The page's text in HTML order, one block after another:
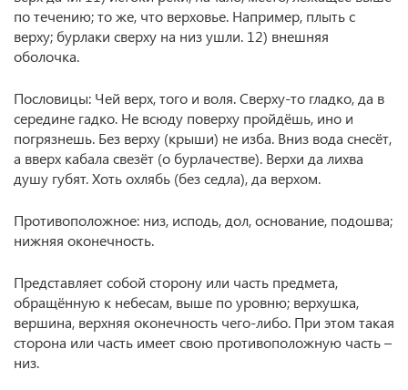
по течению; то же, что верховье. Например, плыть с
верху; бурлаки сверху на низ ушли. 12) внешняя
оболочка.
Пословицы: Чей верх, того и воля. Сверху-то гладко, да в
середине гадко. Не всюду поверху пройдёшь, ино и
погрязнешь. Без верху (крыши) не изба. Вниз вода снесёт,
а вверх кабала свезёт (о бурлачестве). Верхи да лихва
душу губят. Хоть охлябь (без седла), да верхом.
Противоположное: низ, исподь, дол, основание, подошва;
нижняя оконечность.
Представляет собой сторону или часть предмета,
обращённую к небесам, выше по уровню; верхушка,
вершина, верхняя оконечность чего-либо. При этом такая
сторона или часть имеет свою противоположную часть –
низ.